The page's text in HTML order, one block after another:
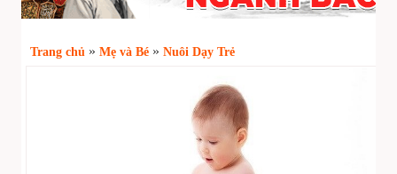
Trang chủ » Mẹ và Bé » Nuôi Dạy Trẻ